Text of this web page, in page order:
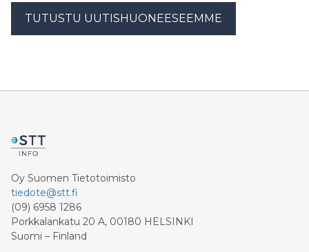
TUTUSTU UUTISHUONEESEEMME
Oy Suomen Tietotoimisto
tiedote@stt.fi
(09) 6958 1286
Porkkalankatu 20 A, 00180 HELSINKI
Suomi – Finland